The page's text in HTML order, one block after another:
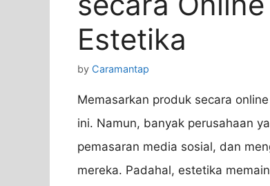
Estetika
by Caramantap
Memasarkan produk secara
ini. Namun, banyak perusahaan
pemasaran media sosial, dan
mereka. Padahal, estetika